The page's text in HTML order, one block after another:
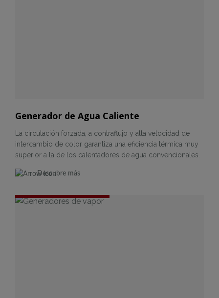
Generador de Agua Caliente
La circulación forzada, a contraflujo y alta velocidad de
intercambio de color garantiza una eficiencia térmica muy
superior a la de los calentadores de agua convencionales.
Descubre más